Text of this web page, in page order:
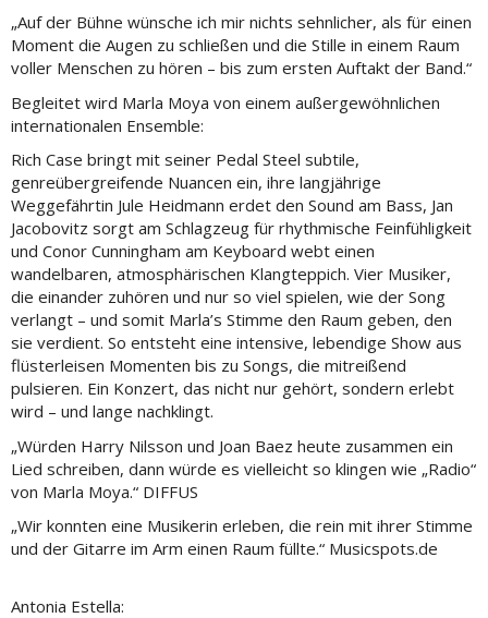
„Auf der Bühne wünsche ich mir nichts sehnlicher, als für einen
Moment die Augen zu schließen und die Stille in einem Raum
voller Menschen zu hören – bis zum ersten Auftakt der Band.“
Begleitet wird Marla Moya von einem außergewöhnlichen
internationalen Ensemble:
Rich Case bringt mit seiner Pedal Steel subtile,
genreübergreifende Nuancen ein, ihre langjährige
Weggefährtin Jule Heidmann erdet den Sound am Bass, Jan
Jacobovitz sorgt am Schlagzeug für rhythmische Feinfühligkeit
und Conor Cunningham am Keyboard webt einen
wandelbaren, atmosphärischen Klangteppich. Vier Musiker,
die einander zuhören und nur so viel spielen, wie der Song
verlangt – und somit Marla’s Stimme den Raum geben, den
sie verdient. So entsteht eine intensive, lebendige Show aus
flüsterleisen Momenten bis zu Songs, die mitreißend
pulsieren. Ein Konzert, das nicht nur gehört, sondern erlebt
wird – und lange nachklingt.
„Würden Harry Nilsson und Joan Baez heute zusammen ein
Lied schreiben, dann würde es vielleicht so klingen wie „Radio“
von Marla Moya.“ DIFFUS
„Wir konnten eine Musikerin erleben, die rein mit ihrer Stimme
und der Gitarre im Arm einen Raum füllte.“ Musicspots.de
Antonia Estella: